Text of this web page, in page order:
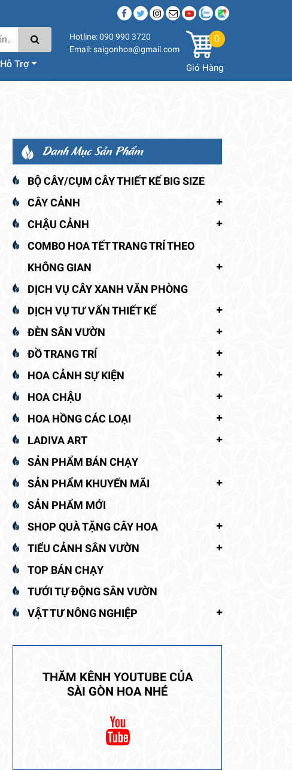
Hỗ Trợ
Hotline: 090 990 3720
Email: saigonhoa@gmail.com
0
Giỏ Hàng
Danh Mục Sản Phẩm
BỘ CÂY/CỤM CÂY THIẾT KẾ BIG SIZE
CÂY CẢNH
CHẬU CẢNH
COMBO HOA TẾT TRANG TRÍ THEO
KHÔNG GIAN
DỊCH VỤ CÂY XANH VĂN PHÒNG
DỊCH VỤ TƯ VẤN THIẾT KẾ
ĐÈN SÂN VƯỜN
ĐỒ TRANG TRÍ
HOA CẢNH SỰ KIỆN
HOA CHẬU
HOA HỒNG CÁC LOẠI
LADIVA ART
SẢN PHẨM BÁN CHẠY
SẢN PHẨM KHUYẾN MÃI
SẢN PHẨM MỚI
SHOP QUÀ TẶNG CÂY HOA
TIỂU CẢNH SÂN VƯỜN
TOP BÁN CHẠY
TƯỚI TỰ ĐỘNG SÂN VƯỜN
VẬT TƯ NÔNG NGHIỆP
THĂM KÊNH YOUTUBE CỦA
SÀI GÒN HOA NHÉ